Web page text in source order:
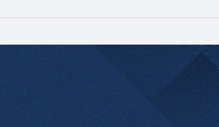
de las gasolineras: se espera
del crudo por posible acuerdo de paz